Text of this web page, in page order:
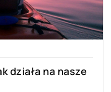
działa na nasze